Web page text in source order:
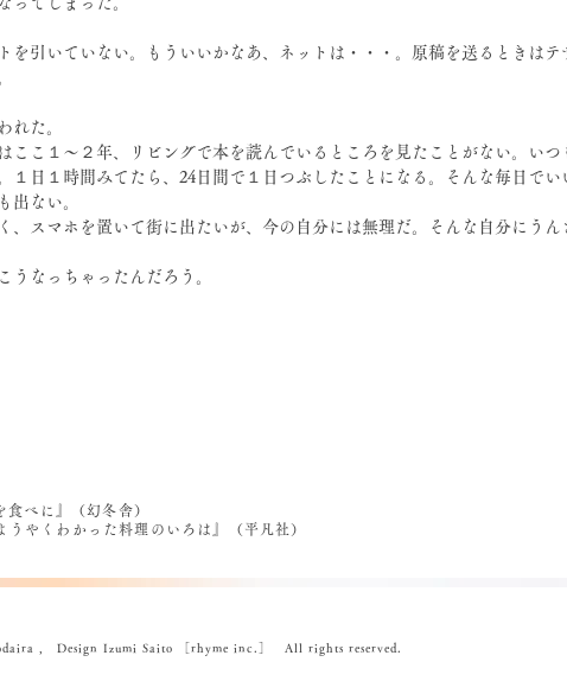
を引いていない。もういいかなあ、ネットは・・・。原稿を送るときはテ
れた。
ここ１〜２年、リビングで本を読んでいるところを見たことがない。いつ
１日１時間みてたら、24日間で１日つぶしたことになる。そんな毎日でい
出ない。
、スマホを置いて街に出たいが、今の自分には無理だ。そんな自分にうん
うなっちゃったんだろう。
べに』（幻冬舎）
やくわかった料理のいろは』（平凡社）
, Design Izumi Saito ［rhyme inc.］ All rights reserved.